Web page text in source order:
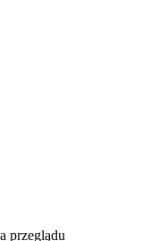
przeglądu